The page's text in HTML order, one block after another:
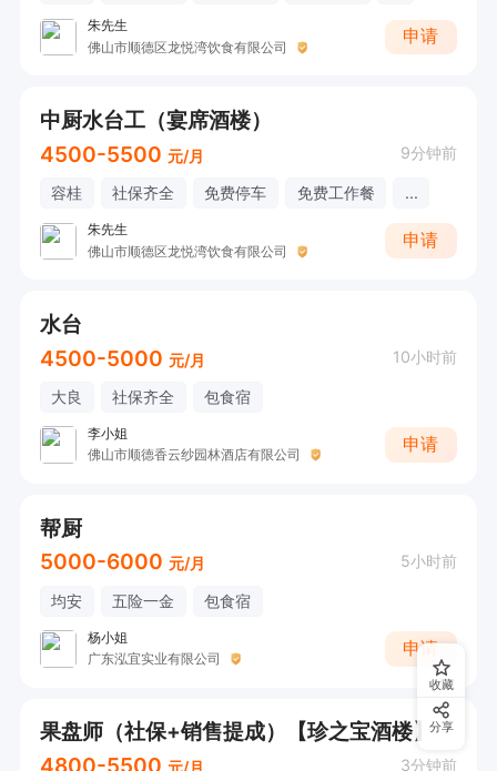
朱先生
佛山市顺德区龙悦湾饮食有限公司
申请
中厨水台工（宴席酒楼）
4500-5500 元/月 9分钟前
容桂 社保齐全 免费停车 免费工作餐 ...
朱先生
佛山市顺德区龙悦湾饮食有限公司
申请
水台
4500-5000 元/月 10小时前
大良 社保齐全 包食宿
李小姐
佛山市顺德香云纱园林酒店有限公司
申请
帮厨
5000-6000 元/月 5小时前
均安 五险一金 包食宿
杨小姐
广东泓宜实业有限公司
申请
果盘师（社保+销售提成）【珍之宝酒楼】
4800-5500
3分钟前
收藏
分享